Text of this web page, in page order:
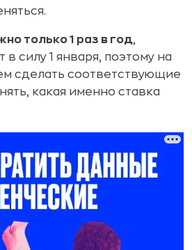
только 1 раз в год,
в силу 1 января, поэтому на
сделать соответствующие
какая именно ставка